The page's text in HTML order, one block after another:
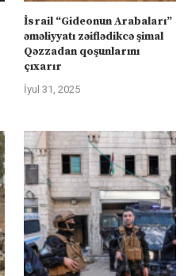
İsrail “Gideonun Arabaları”
əməliyyatı zəiflədikcə şimal
Qəzzadan qoşunlarını
çıxarır
İyul 31, 2025